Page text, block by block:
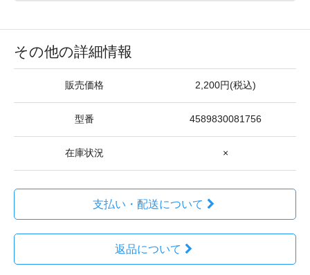
その他の詳細情報
販売価格 2,200円(税込)
型番 4589830081756
在庫状況 ×
支払い・配送について
返品について